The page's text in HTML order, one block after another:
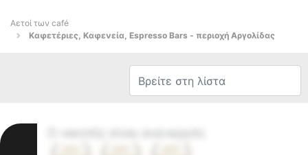
Αετοί των café
Καφετέριες, Καφενεία, Espresso Bars - περιοχή Αργολίδας